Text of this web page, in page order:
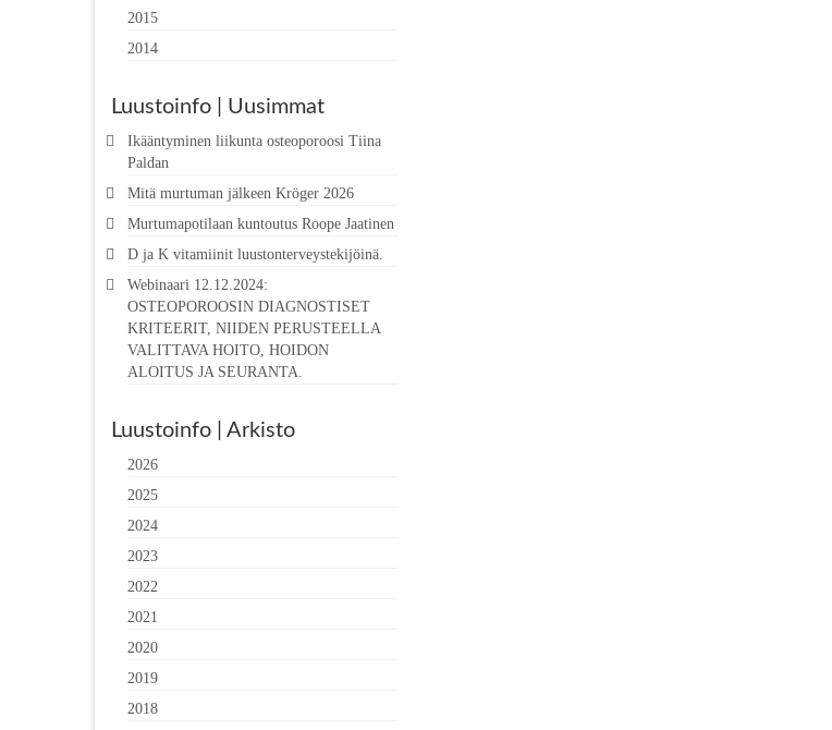
2015
2014
Luustoinfo | Uusimmat
Ikääntyminen liikunta osteoporoosi Tiina
Paldan
Mitä murtuman jälkeen Kröger 2026
Murtumapotilaan kuntoutus Roope Jaatinen
D ja K vitamiinit luustonterveystekijöinä.
Webinaari 12.12.2024:
OSTEOPOROOSIN DIAGNOSTISET
KRITEERIT, NIIDEN PERUSTEELLA
VALITTAVA HOITO, HOIDON
ALOITUS JA SEURANTA.
Luustoinfo | Arkisto
2026
2025
2024
2023
2022
2021
2020
2019
2018